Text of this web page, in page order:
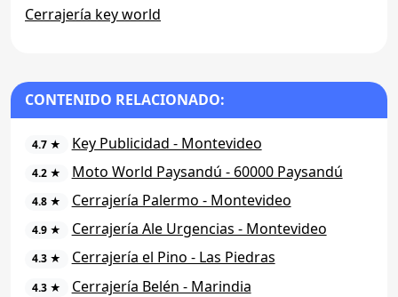
Cerrajería key world
CONTENIDO RELACIONADO:
4.7 ★ Key Publicidad - Montevideo
4.2 ★ Moto World Paysandú - 60000 Paysandú
4.8 ★ Cerrajería Palermo - Montevideo
4.9 ★ Cerrajería Ale Urgencias - Montevideo
4.3 ★ Cerrajería el Pino - Las Piedras
4.3 ★ Cerrajería Belén - Marindia